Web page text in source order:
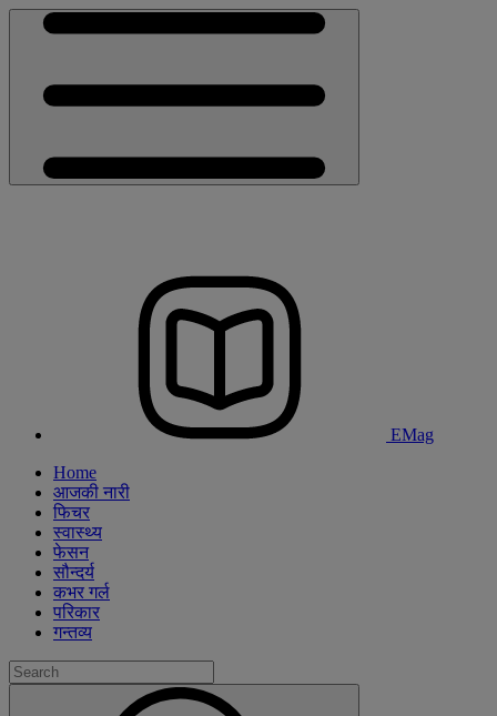
EMag
Home
आजकी नारी
फिचर
स्वास्थ्य
फेसन
सौन्दर्य
कभर गर्ल
परिकार
गन्तव्य